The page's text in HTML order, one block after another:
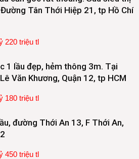
Tân Thới Hiệp 21, tp Hồ Chí
220 triệu tl
1 lầu đẹp, hẻm thông 3m. Tại
Văn Khương, Quận 12, tp HCM
180 triệu tl
đường Thới An 13, F Thới An,
450 triệu tl